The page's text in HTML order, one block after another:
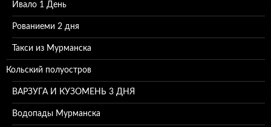
Ивало 1 День
Рованиеми 2 дня
Такси из Мурманска
Кольский полуостров
ВАРЗУГА И КУЗОМЕНЬ 3 ДНЯ
Водопады Мурманска